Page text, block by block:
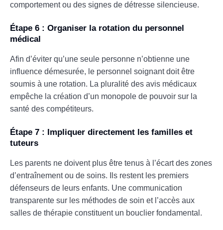
comportement ou des signes de détresse silencieuse.
Étape 6 : Organiser la rotation du personnel
médical
Afin d’éviter qu’une seule personne n’obtienne une
influence démesurée, le personnel soignant doit être
soumis à une rotation. La pluralité des avis médicaux
empêche la création d’un monopole de pouvoir sur la
santé des compétiteurs.
Étape 7 : Impliquer directement les familles et
tuteurs
Les parents ne doivent plus être tenus à l’écart des zones
d’entraînement ou de soins. Ils restent les premiers
défenseurs de leurs enfants. Une communication
transparente sur les méthodes de soin et l’accès aux
salles de thérapie constituent un bouclier fondamental.